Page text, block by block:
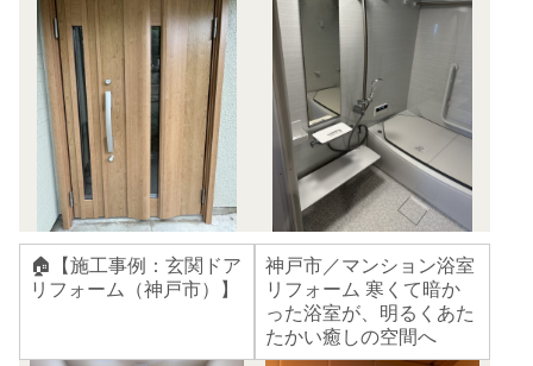
🏠【施工事例：玄関ドア
リフォーム（神戸市）】
神戸市／マンション浴室
リフォーム 寒くて暗か
った浴室が、明るくあた
たかい癒しの空間へ